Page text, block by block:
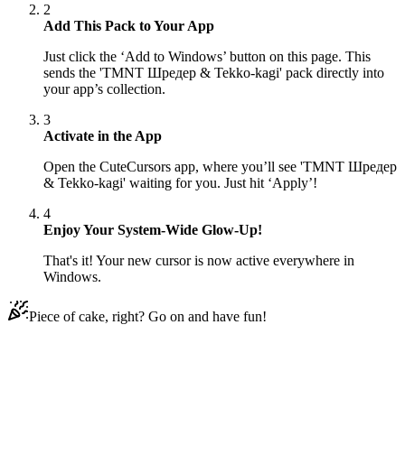
2
Add This Pack to Your App
Just click the ‘Add to Windows’ button on this page. This
sends the 'TMNT Шредер & Tekko-kagi' pack directly into
your app’s collection.
3
Activate in the App
Open the CuteCursors app, where you’ll see 'TMNT Шредер
& Tekko-kagi' waiting for you. Just hit ‘Apply’!
4
Enjoy Your System-Wide Glow-Up!
That's it! Your new cursor is now active everywhere in
Windows.
Piece of cake, right? Go on and have fun!